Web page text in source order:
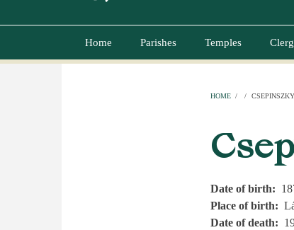
Main
Home Parishes Temples
HOME / /
Date of birth
Place of birth
Date of death